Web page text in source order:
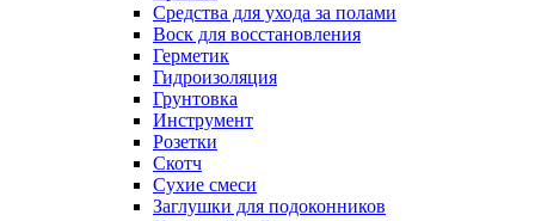
Средства для ухода за полами
Воск для восстановления
Герметик
Гидроизоляция
Грунтовка
Инструмент
Розетки
Скотч
Сухие смеси
Заглушки для подоконников